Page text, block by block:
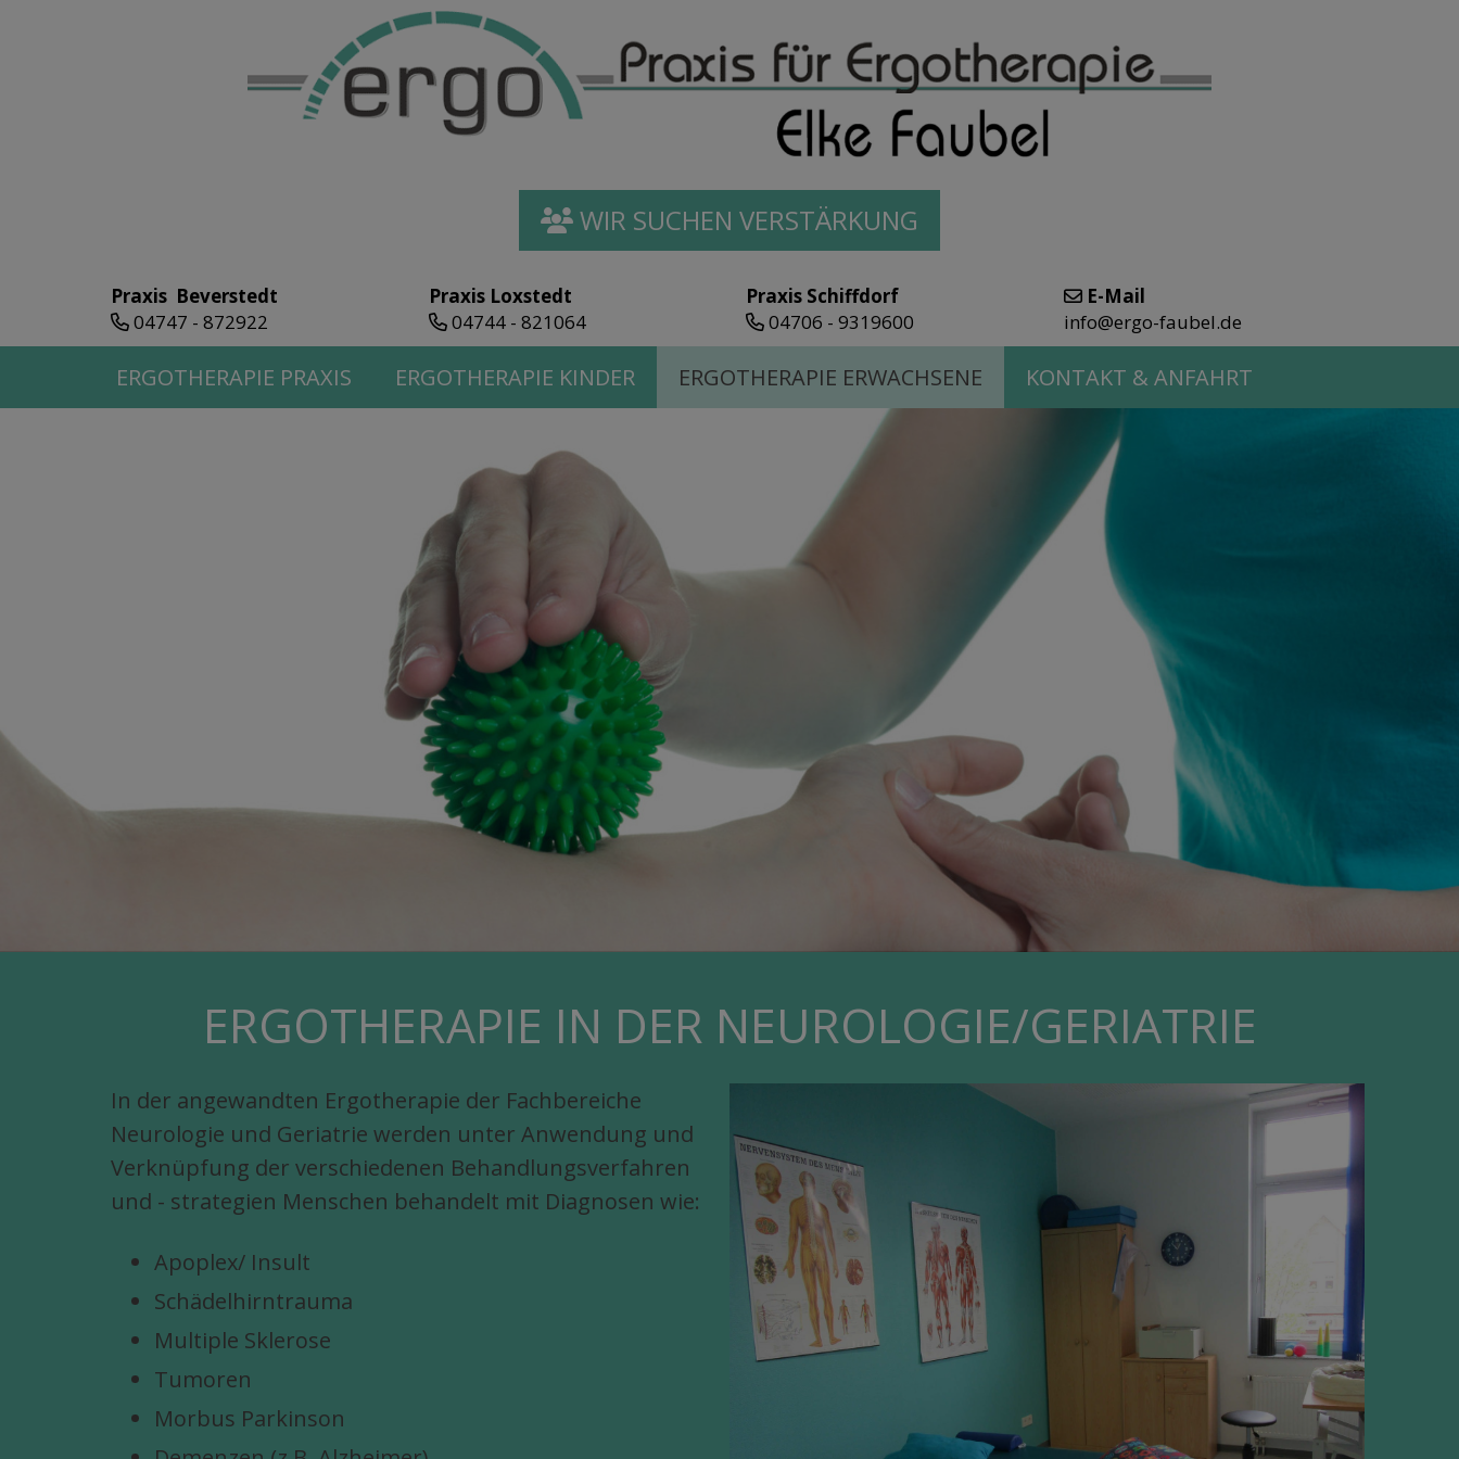
WIR SUCHEN VERSTÄRKUNG
Praxis Beverstedt
04747 - 872922
Praxis Loxstedt
04744 - 821064
Praxis Schiffdorf
04706 - 9319600
E-Mail
info@ergo-faubel.de
ERGOTHERAPIE PRAXIS ERGOTHERAPIE KINDER ERGOTHERAPIE ERWACHSENE KONTAKT & ANFAHRT
ERGOTHERAPIE IN DER NEUROLOGIE/GERIATRIE
In der angewandten Ergotherapie der Fachbereiche
Neurologie und Geriatrie werden unter Anwendung und
Verknüpfung der verschiedenen Behandlungsverfahren
und - strategien Menschen behandelt mit Diagnosen wie:
Apoplex/ Insult
Schädelhirntrauma
Multiple Sklerose
Tumoren
Morbus Parkinson